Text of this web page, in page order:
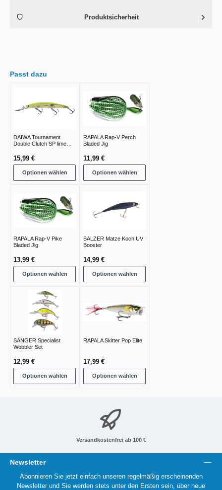
Produktsicherheit
Passt dazu
DAIWA Tournament
Double Clutch SP lime
15,99 €
Optionen wählen
RAPALA Rap-V Perch
Bladed Jig
11,99 €
Optionen wählen
RAPALA Rap-V Pike
Bladed Jig
13,99 €
Optionen wählen
BALZER Matze Koch UV
Booster
14,99 €
Optionen wählen
SÄNGER Specialist
Wobbler Set
12,99 €
Optionen wählen
RAPALA Skitter Pop Elite
17,99 €
Optionen wählen
Versandkostenfrei ab 100 €
Newsletter
Abonnieren Sie jetzt einfach unseren regelmäßig erscheinenden
Newsletter und Sie werden stets unter den Ersten sein, über neue